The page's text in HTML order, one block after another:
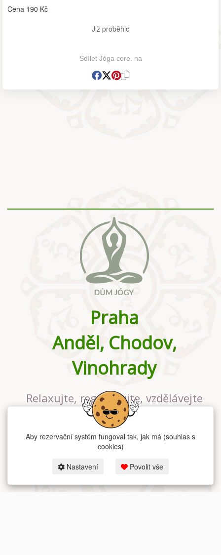
Cena 190 Kč
Již proběhlo
Sdílet Jóga core. na
Praha
Anděl, Chodov,
Vinohrady
Relaxujte, regenerujte, vzdělávejte
se v největším jógovém studiu v
Praze
Aby rezervační systém fungoval tak, jak má (souhlas s
cookies)
Nastavení Povolit vše